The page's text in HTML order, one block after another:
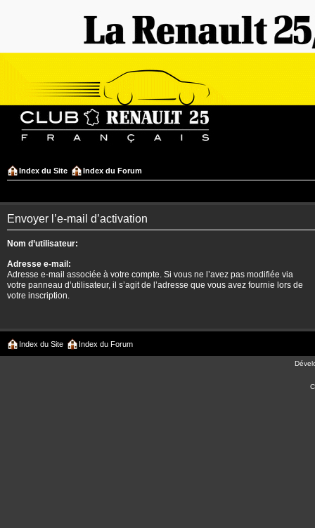
Index du Site Index du Forum
Envoyer l’e-mail d’activation
Nom d’utilisateur:
Adresse e-mail:
Adresse e-mail associée à votre compte. Si vous ne l’avez pas modifiée via
votre panneau d’utilisateur, il s’agit de l’adresse que vous avez fournie lors de
votre inscription.
Index du Site Index du Forum